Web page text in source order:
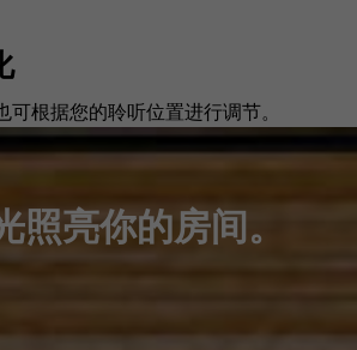
可根据您的聆听位置进行调节。
照亮你的房间。